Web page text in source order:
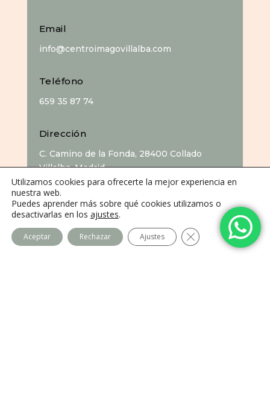
Email
info@centroimagovillalba.com
Teléfono
659 35 87 74
Dirección
C. Camino de la Fonda, 28400 Collado
Villalba, Madrid
Utilizamos cookies para ofrecerte la mejor experiencia en
nuestra web.
Puedes aprender más sobre qué cookies utilizamos o
desactivarlas en los ajustes.
Aceptar Rechazar Ajustes Cerrar el banner de